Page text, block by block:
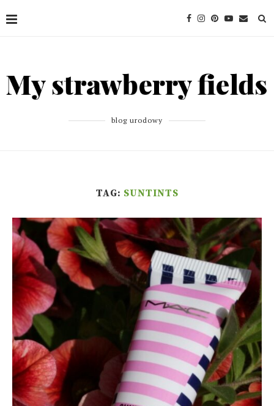
blog urodowy
TAG: SUNTINTS